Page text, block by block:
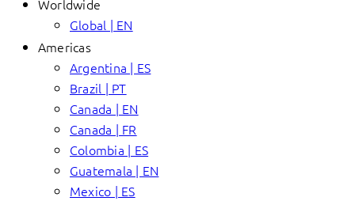
Worldwide
Global | EN
Americas
Argentina | ES
Brazil | PT
Canada | EN
Canada | FR
Colombia | ES
Guatemala | EN
Mexico | ES